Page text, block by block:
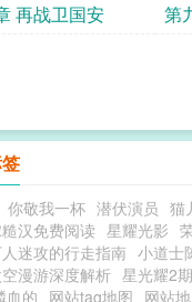
再战卫国安
第
你敬我一杯 潜伏演员 猫
汉免费阅读 星耀光影
迷攻的行走指南 小道士
漫游深度解析 星光耀2期
血的 网站tag地图 网站